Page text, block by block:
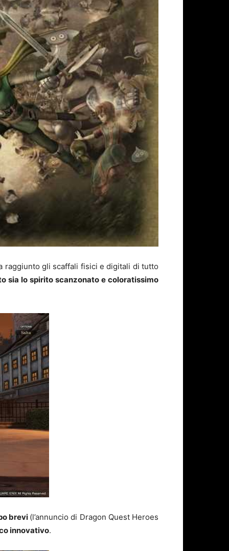
raggiunto gli scaffali fisici e digitali di tutto
sia lo spirito scanzonato e coloratissimo
brevi (l’annuncio di Dragon Quest Heroes
innovativo.